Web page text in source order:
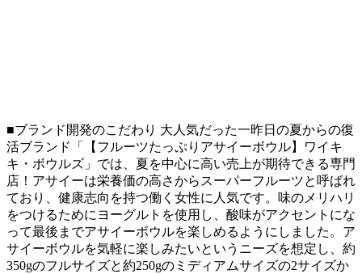
■ブランド開発のこだわり 大人気だった一昨日の夏からの復
活ブランド「【フルーツたっぷりアサイーボウル】ワイキ
キ・ボウルズ」では、夏を中心に高い売上が期待できる専門
店！アサイーは栄養価の高さからスーパーフルーツと呼ばれ
ており、健康志向を持つ働く女性に人気です。味のメリハリ
をつけるためにヨーグルトを使用し、酸味がアクセントにな
って最後までアサイーボウルを楽しめるようにしました。ア
サイーボウルを気軽に楽しみたいというニーズを想定し、約
350gのフルサイズと約250gのミディアムサイズの2サイズか